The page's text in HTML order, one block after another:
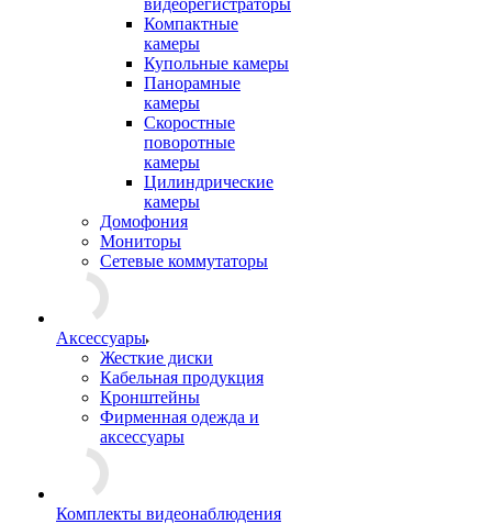
видеорегистраторы
Компактные
камеры
Купольные камеры
Панорамные
камеры
Скоростные
поворотные
камеры
Цилиндрические
камеры
Домофония
Мониторы
Сетевые коммутаторы
Аксессуары
Жесткие диски
Кабельная продукция
Кронштейны
Фирменная одежда и
аксессуары
Комплекты видеонаблюдения